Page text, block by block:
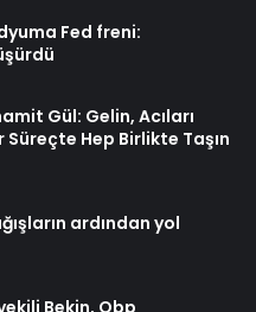
Fed freni:
Gül: Gelin, Acıları
Hep Birlikte Taşın
ardından yol